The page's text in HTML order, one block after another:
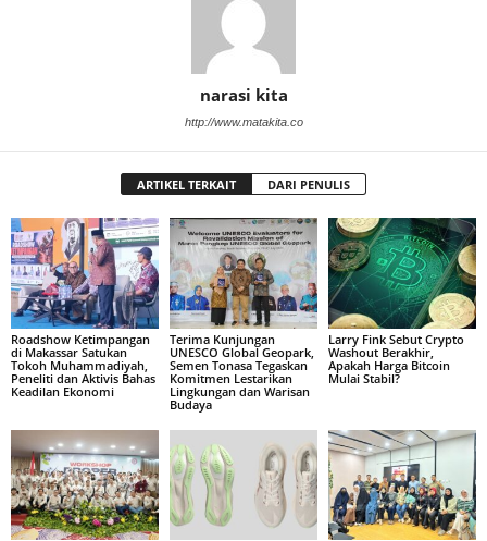
narasi kita
http://www.matakita.co
ARTIKEL TERKAIT DARI PENULIS
Roadshow Ketimpangan
di Makassar Satukan
Tokoh Muhammadiyah,
Peneliti dan Aktivis Bahas
Keadilan Ekonomi
Terima Kunjungan
UNESCO Global Geopark,
Semen Tonasa Tegaskan
Komitmen Lestarikan
Lingkungan dan Warisan
Budaya
Larry Fink Sebut Crypto
Washout Berakhir,
Apakah Harga Bitcoin
Mulai Stabil?